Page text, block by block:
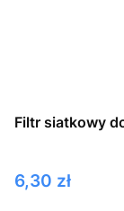
Filtr siatkowy
Cena
6,30 zł